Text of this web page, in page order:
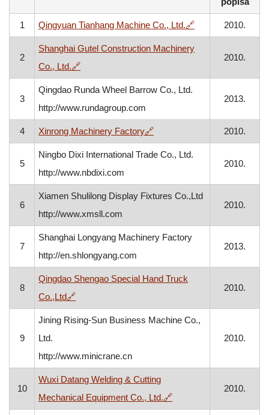
1 Qingyuan Tianhang Machine Co., Ltd.🔗, otvara se u
2010.
2
Shanghai Gutel Construction Machinery
Co., Ltd.🔗, otvara se u novom prozoru
2010.
3
Qingdao Runda Wheel Barrow Co., Ltd.
http://www.rundagroup.com
2013.
4 Xinrong Machinery Factory🔗, otvara se u novom prozoru
2010.
5
Ningbo Dixi International Trade Co., Ltd.
http://www.nbdixi.com
2010.
6
Xiamen Shulilong Display Fixtures Co.,Ltd
http://www.xmsll.com
2010.
7
Shanghai Longyang Machinery Factory
http://en.shlongyang.com
2013.
8
Qingdao Shengao Special Hand Truck
Co.,Ltd🔗, otvara se u novom prozoru
2010.
9
Jining Rising-Sun Business Machine Co.,
Ltd.
http://www.minicrane.cn
2010.
10
Wuxi Datang Welding & Cutting
Mechanical Equipment Co., Ltd.🔗, otvara se u novom
2010.